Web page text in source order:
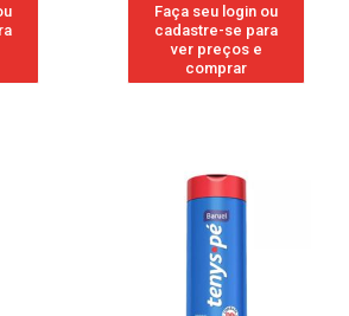
Faça seu login ou
cadastre-se para
ver preços e
comprar